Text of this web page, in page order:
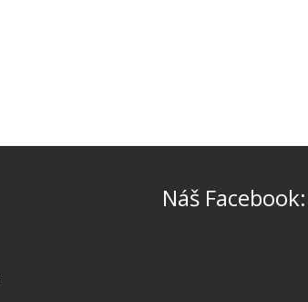
Náš Facebook: